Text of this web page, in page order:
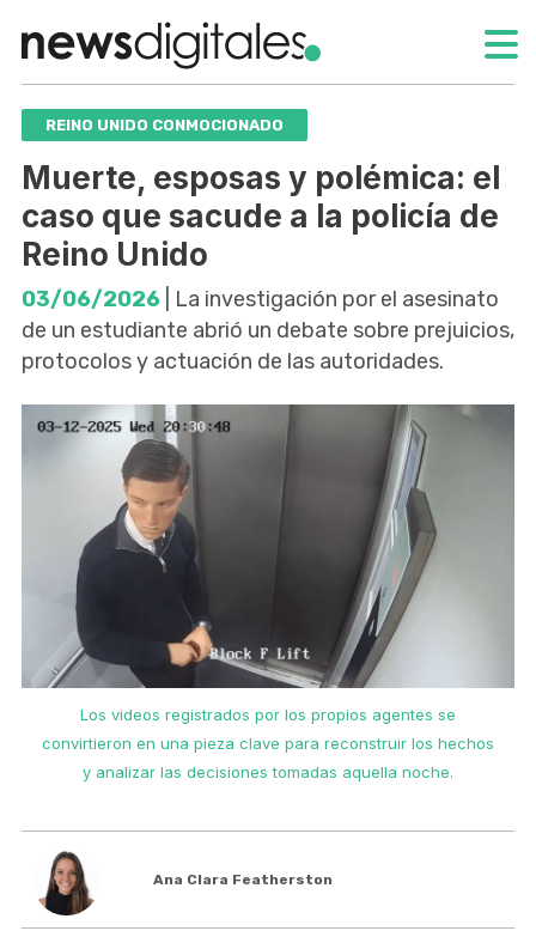
REINO UNIDO CONMOCIONADO
Muerte, esposas y polémica: el
caso que sacude a la policía de
Reino Unido
03/06/2026 | La investigación por el asesinato
de un estudiante abrió un debate sobre prejuicios,
protocolos y actuación de las autoridades.
Los videos registrados por los propios agentes se
convirtieron en una pieza clave para reconstruir los hechos
y analizar las decisiones tomadas aquella noche.
Ana Clara Featherston